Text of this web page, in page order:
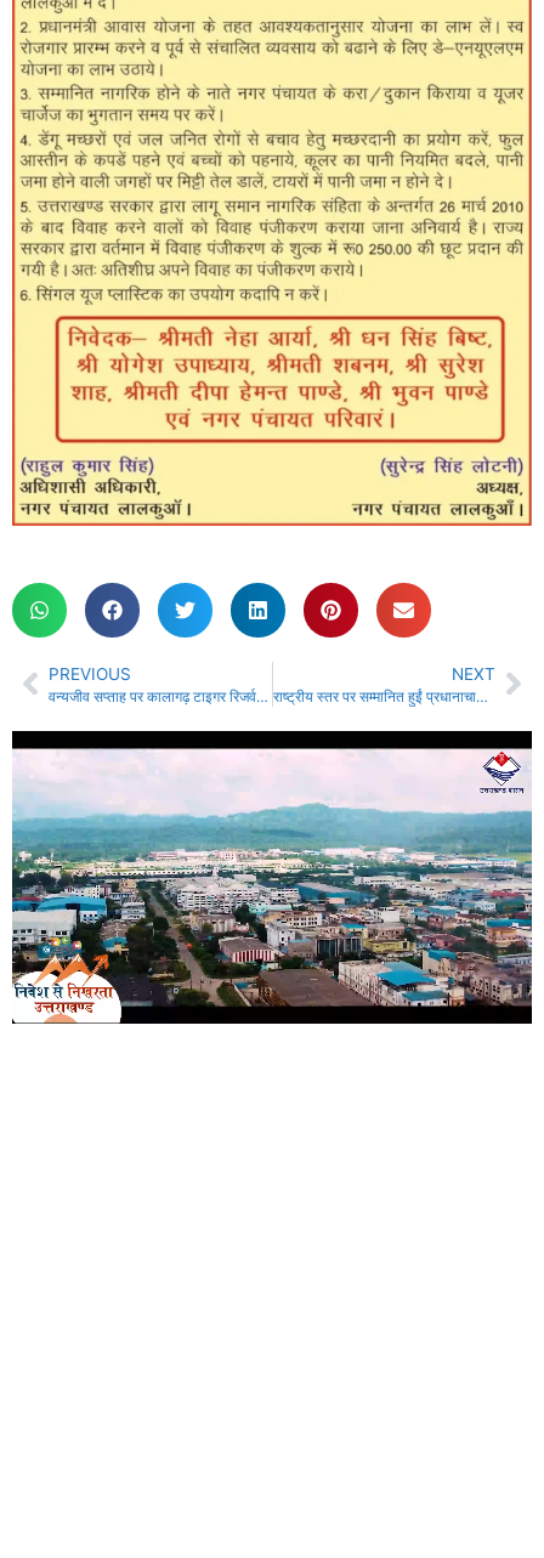
PREVIOUS
वन्यजीव सप्ताह पर कालागढ़ टाइगर रिजर्व में चला व्यापक स्वच्छता अभियान….
NEXT
राष्ट्रीय स्तर पर सम्मानित हुईं प्रधानाचार्या आरती चितकारिया….